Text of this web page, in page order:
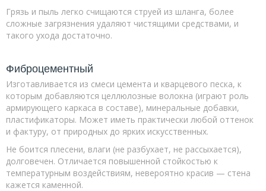
Грязь и пыль легко счищаются струей из шланга, более
сложные загрязнения удаляют чистящими средствами, и
такого ухода достаточно.
Фиброцементный
Изготавливается из смеси цемента и кварцевого песка, к
которым добавляются целлюлозные волокна (играют роль
армирующего каркаса в составе), минеральные добавки,
пластификаторы. Может иметь практически любой оттенок
и фактуру, от природных до ярких искусственных.
Не боится плесени, влаги (не разбухает, не рассыхается),
долговечен. Отличается повышенной стойкостью к
температурным воздействиям, невероятно красив — стена
кажется каменной.